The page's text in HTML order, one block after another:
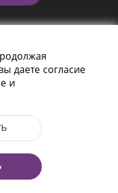
220114
(+375 17)
даете согласие
и